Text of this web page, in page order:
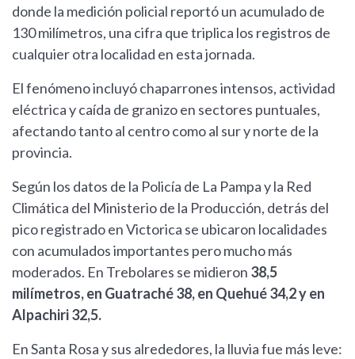
donde la medición policial reportó un acumulado de
130 milímetros, una cifra que triplica los registros de
cualquier otra localidad en esta jornada.
El fenómeno incluyó chaparrones intensos, actividad
eléctrica y caída de granizo en sectores puntuales,
afectando tanto al centro como al sur y norte de la
provincia.
Según los datos de la Policía de La Pampa y la Red
Climática del Ministerio de la Producción, detrás del
pico registrado en Victorica se ubicaron localidades
con acumulados importantes pero mucho más
moderados. En Trebolares se midieron 38,5
milímetros, en Guatraché 38, en Quehué 34,2 y en
Alpachiri 32,5.
En Santa Rosa y sus alrededores, la lluvia fue más leve: